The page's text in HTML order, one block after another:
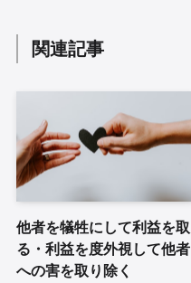
関連記事
他者を犠牲にして利益を取
る・利益を度外視して他者
への害を取り除く